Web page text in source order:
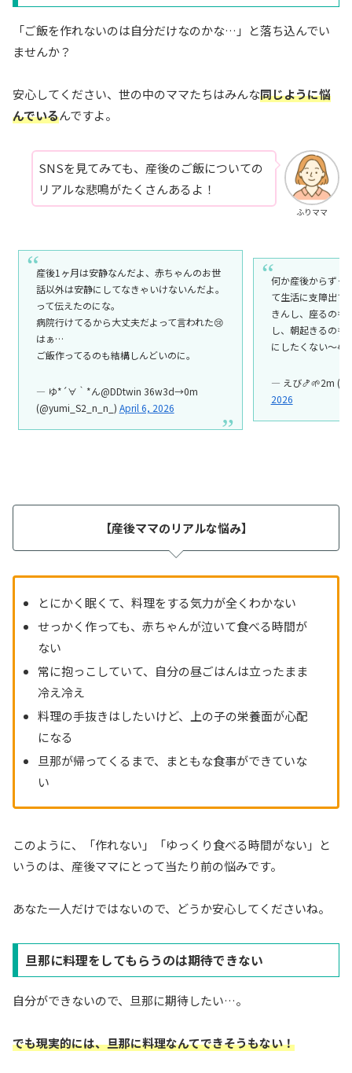
「ご飯を作れないのは自分だけなのかな…」と落ち込んでい
ませんか？
安心してください、世の中のママたちはみんな同じように悩
んでいるんですよ。
ふりママ
SNSを見てみても、産後のご飯についての
リアルな悲鳴がたくさんあるよ！
産後1ヶ月は安静なんだよ、赤ちゃんのお世
話以外は安静にしてなきゃいけないんだよ。
って伝えたのにな。
病院行けてるから大丈夫だよって言われた😢
はぁ…
ご飯作ってるのも結構しんどいのに。
— ゆ*´∀｀*ん@DDtwin 36w3d→0m
(@yumi_S2_n_n_) April 6, 2026
何か産後からずっ
て生活に支障出
きんし、座るのも
し、朝起きるのも
にしたくない〜😭
— えび🍤🌱2m
2026
【産後ママのリアルな悩み】
とにかく眠くて、料理をする気力が全くわかない
せっかく作っても、赤ちゃんが泣いて食べる時間が
ない
常に抱っこしていて、自分の昼ごはんは立ったまま
冷え冷え
料理の手抜きはしたいけど、上の子の栄養面が心配
になる
旦那が帰ってくるまで、まともな食事ができていな
い
このように、「作れない」「ゆっくり食べる時間がない」と
いうのは、産後ママにとって当たり前の悩みです。
あなた一人だけではないので、どうか安心してくださいね。
旦那に料理をしてもらうのは期待できない
自分ができないので、旦那に期待したい…。
でも現実的には、旦那に料理なんてできそうもない！